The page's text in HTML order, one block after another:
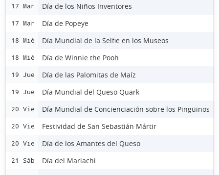
17 Mar Día de los Niños Inventores
17 Mar Día de Popeye
18 Mié Día Mundial de la Selfie en los Museos
18 Mié Día de Winnie the Pooh
19 Jue Día de las Palomitas de Maíz
19 Jue Día Mundial del Queso Quark
20 Vie Día Mundial de Concienciación sobre los Pingüinos
20 Vie Festividad de San Sebastián Mártir
20 Vie Día de los Amantes del Queso
21 Sáb Día del Mariachi